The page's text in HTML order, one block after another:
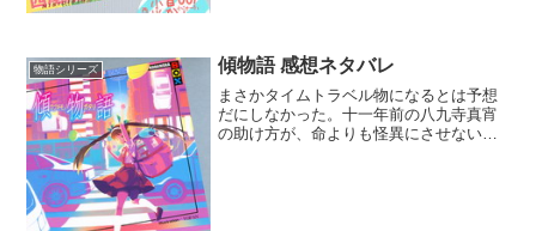
物語シリーズ 傾物語 感想ネタバレ
まさかタイムトラベル物になるとは予想
だにしなかった。十一年前の八九寺真宵
の助け方が、命よりも怪異にさせない事